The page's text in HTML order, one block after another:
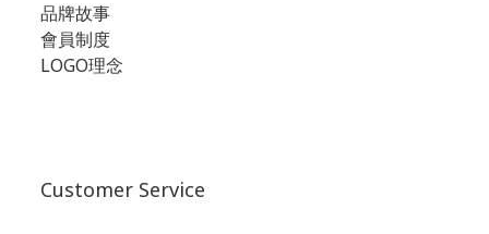
品牌故事
會員制度
LOGO理念
Customer Service